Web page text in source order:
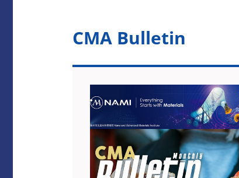
CMA Bulletin